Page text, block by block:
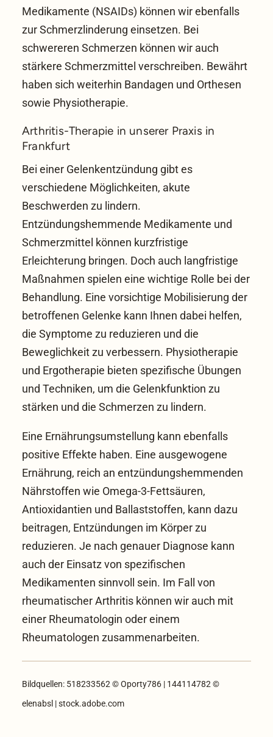
Medikamente (NSAIDs) können wir ebenfalls
zur Schmerzlinderung einsetzen. Bei
schwereren Schmerzen können wir auch
stärkere Schmerzmittel verschreiben. Bewährt
haben sich weiterhin Bandagen und Orthesen
sowie Physiotherapie.
Arthritis-Therapie in unserer Praxis in
Frankfurt
Bei einer Gelenkentzündung gibt es
verschiedene Möglichkeiten, akute
Beschwerden zu lindern.
Entzündungshemmende Medikamente und
Schmerzmittel können kurzfristige
Erleichterung bringen. Doch auch langfristige
Maßnahmen spielen eine wichtige Rolle bei der
Behandlung. Eine vorsichtige Mobilisierung der
betroffenen Gelenke kann Ihnen dabei helfen,
die Symptome zu reduzieren und die
Beweglichkeit zu verbessern. Physiotherapie
und Ergotherapie bieten spezifische Übungen
und Techniken, um die Gelenkfunktion zu
stärken und die Schmerzen zu lindern.
Eine Ernährungsumstellung kann ebenfalls
positive Effekte haben. Eine ausgewogene
Ernährung, reich an entzündungshemmenden
Nährstoffen wie Omega-3-Fettsäuren,
Antioxidantien und Ballaststoffen, kann dazu
beitragen, Entzündungen im Körper zu
reduzieren. Je nach genauer Diagnose kann
auch der Einsatz von spezifischen
Medikamenten sinnvoll sein. Im Fall von
rheumatischer Arthritis können wir auch mit
einer Rheumatologin oder einem
Rheumatologen zusammenarbeiten.
Bildquellen: 518233562 © Oporty786 | 144114782 ©
elenabsl | stock.adobe.com